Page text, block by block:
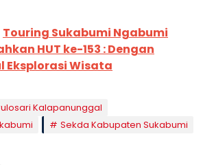
Touring Sukabumi Ngabumi
HUT ke-153 : Dengan
Eksplorasi Wisata
Kalapanunggal
Sekda Kabupaten Sukabumi